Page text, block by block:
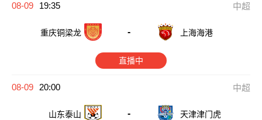
08-09 19:35 中超
重庆铜梁龙 - 上海海港
直播中
08-09 20:00 中超
山东泰山 - 天津津门虎